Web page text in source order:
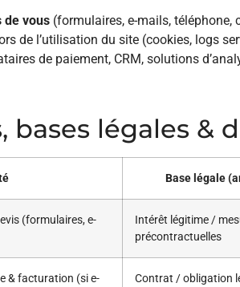
de vous (formulaires, e-mails, téléphone,
de l’utilisation du site (cookies, logs
de paiement, CRM, solutions
bases légales &
Base légale
(formulaires, e-
Intérêt légitime /
précontractuelles
& facturation (si e-
Contrat / obligation